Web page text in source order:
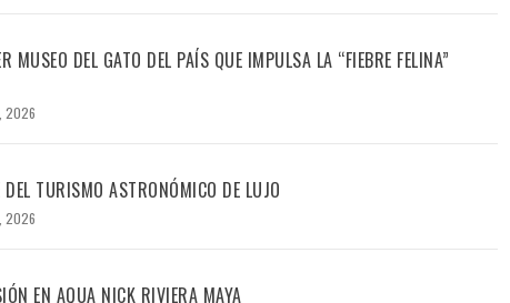
MUSEO DEL GATO DEL PAÍS QUE IMPULSA LA “FIEBRE FELINA”
2026
TURISMO ASTRONÓMICO DE LUJO
2026
EN AQUA NICK RIVIERA MAYA